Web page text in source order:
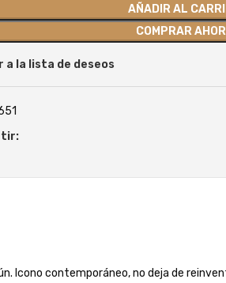
AÑADIR AL
COMPRAR
a la lista de deseos
Icono contemporáneo, no deja de